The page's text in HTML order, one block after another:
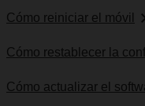
Cómo reiniciar el móvil
Cómo restablecer la
Cómo actualizar el